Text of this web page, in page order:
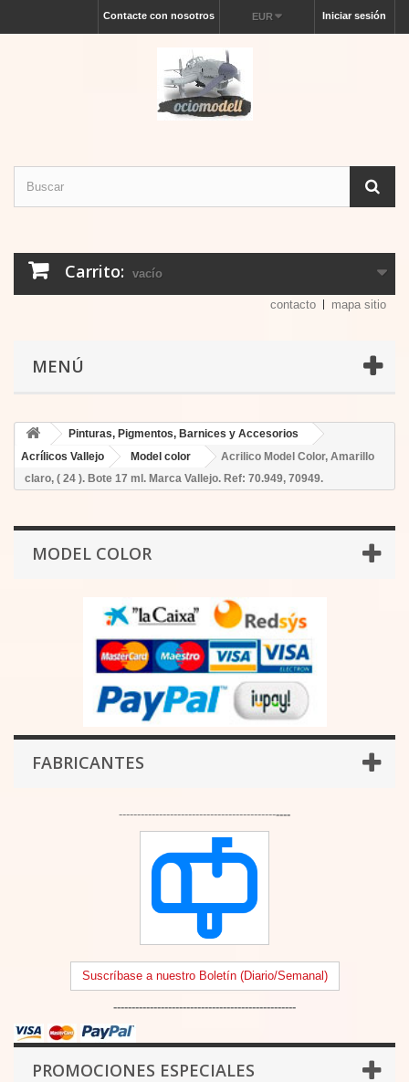
Iniciar sesión
EUR
Contacte con nosotros
Carrito: vacío
contacto mapa sitio
MENÚ
Pinturas, Pigmentos, Barnices y Accesorios
Acrílicos Vallejo
Model color
Acrilico Model Color, Amarillo
claro, ( 24 ). Bote 17 ml. Marca Vallejo. Ref: 70.949, 70949.
MODEL COLOR
FABRICANTES
-----------------------------------------------
Suscríbase a nuestro Boletín (Diario/Semanal)
--------------------------------------------------
PROMOCIONES ESPECIALES